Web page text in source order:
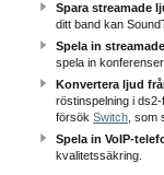
Spara streamade
ditt band kan
Spela in
spela in
Konvertera ljud
röstinspelning i
försök Switch ,
Spela in VoIP-
kvalitetssäkring.